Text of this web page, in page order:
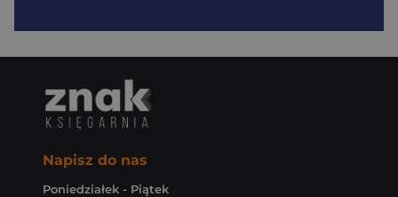
Napisz do nas
Poniedziałek - Piątek